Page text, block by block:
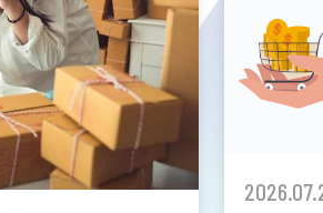
拡張プラグイン一覧
スタマイズ開発